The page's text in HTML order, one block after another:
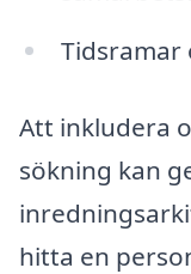
Tidsramar
Att inkludera
sökning kan
hitta en